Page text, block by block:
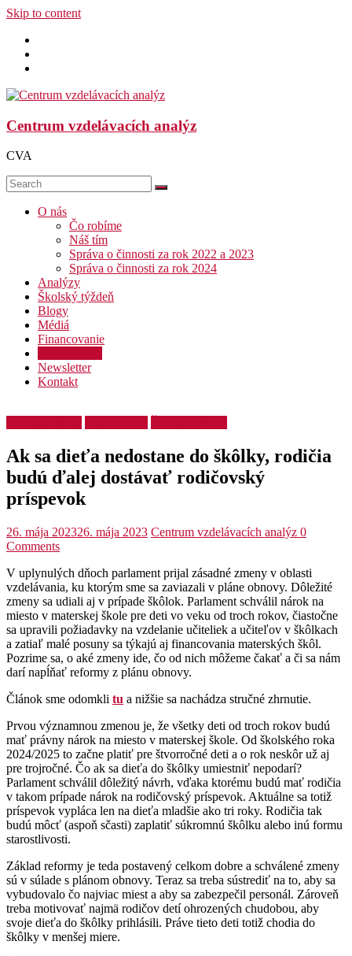
Skip to content
Centrum vzdelávacích analýz
CVA
O nás
Čo robíme
Náš tím
Správa o činnosti za rok 2022 a 2023
Správa o činnosti za rok 2024
Analýzy
Školský týždeň
Blogy
Médiá
Financovanie
Newsletter
Kontakt
Ak sa dieťa nedostane do škôlky, rodičia
budú ďalej dostávať rodičovský
príspevok
26. mája 202326. mája 2023 Centrum vzdelávacích analýz 0
Comments
V uplynulých dňoch parlament prijal zásadné zmeny v oblasti
vzdelávania, ku ktorým sme sa zaviazali v pláne obnovy. Dôležité
zmeny sa udiali aj v prípade škôlok. Parlament schválil nárok na
miesto v materskej škole pre deti vo veku od troch rokov, čiastočne
sa upravili požiadavky na vzdelanie učiteliek a učiteľov v škôlkach
a zatiaľ malé posuny sa týkajú aj financovania materských škôl.
Pozrime sa, o aké zmeny ide, čo od nich môžeme čakať a či sa nám
darí napĺňať reformy z plánu obnovy.
Článok sme odomkli tu a nižšie sa nachádza stručné zhrnutie.
Prvou významnou zmenou je, že všetky deti od troch rokov budú
mať právny nárok na miesto v materskej škole. Od školského roka
2024/2025 to začne platiť pre štvorročné deti a o rok neskôr už aj
pre trojročné. Čo ak sa dieťa do škôlky umiestniť nepodarí?
Parlament schválil dôležitý návrh, vďaka ktorému budú mať rodičia
v takom prípade nárok na rodičovský príspevok. Aktuálne sa totiž
príspevok vypláca len na dieťa mladšie ako tri roky. Rodičia tak
budú môcť (aspoň sčasti) zaplatiť súkromnú škôlku alebo inú formu
starostlivosti.
Základ reformy je teda postavený celkom dobre a schválené zmeny
sú v súlade s plánom obnovy. Teraz sa treba sústrediť na to, aby sa
vybudovalo čo najviac miest a aby sa zabezpečil personál. Zároveň
treba motivovať najmä rodičov detí ohrozených chudobou, aby
svoje dieťa do škôlky prihlásili. Práve tieto deti totiž chodia do
škôlky v menšej miere.